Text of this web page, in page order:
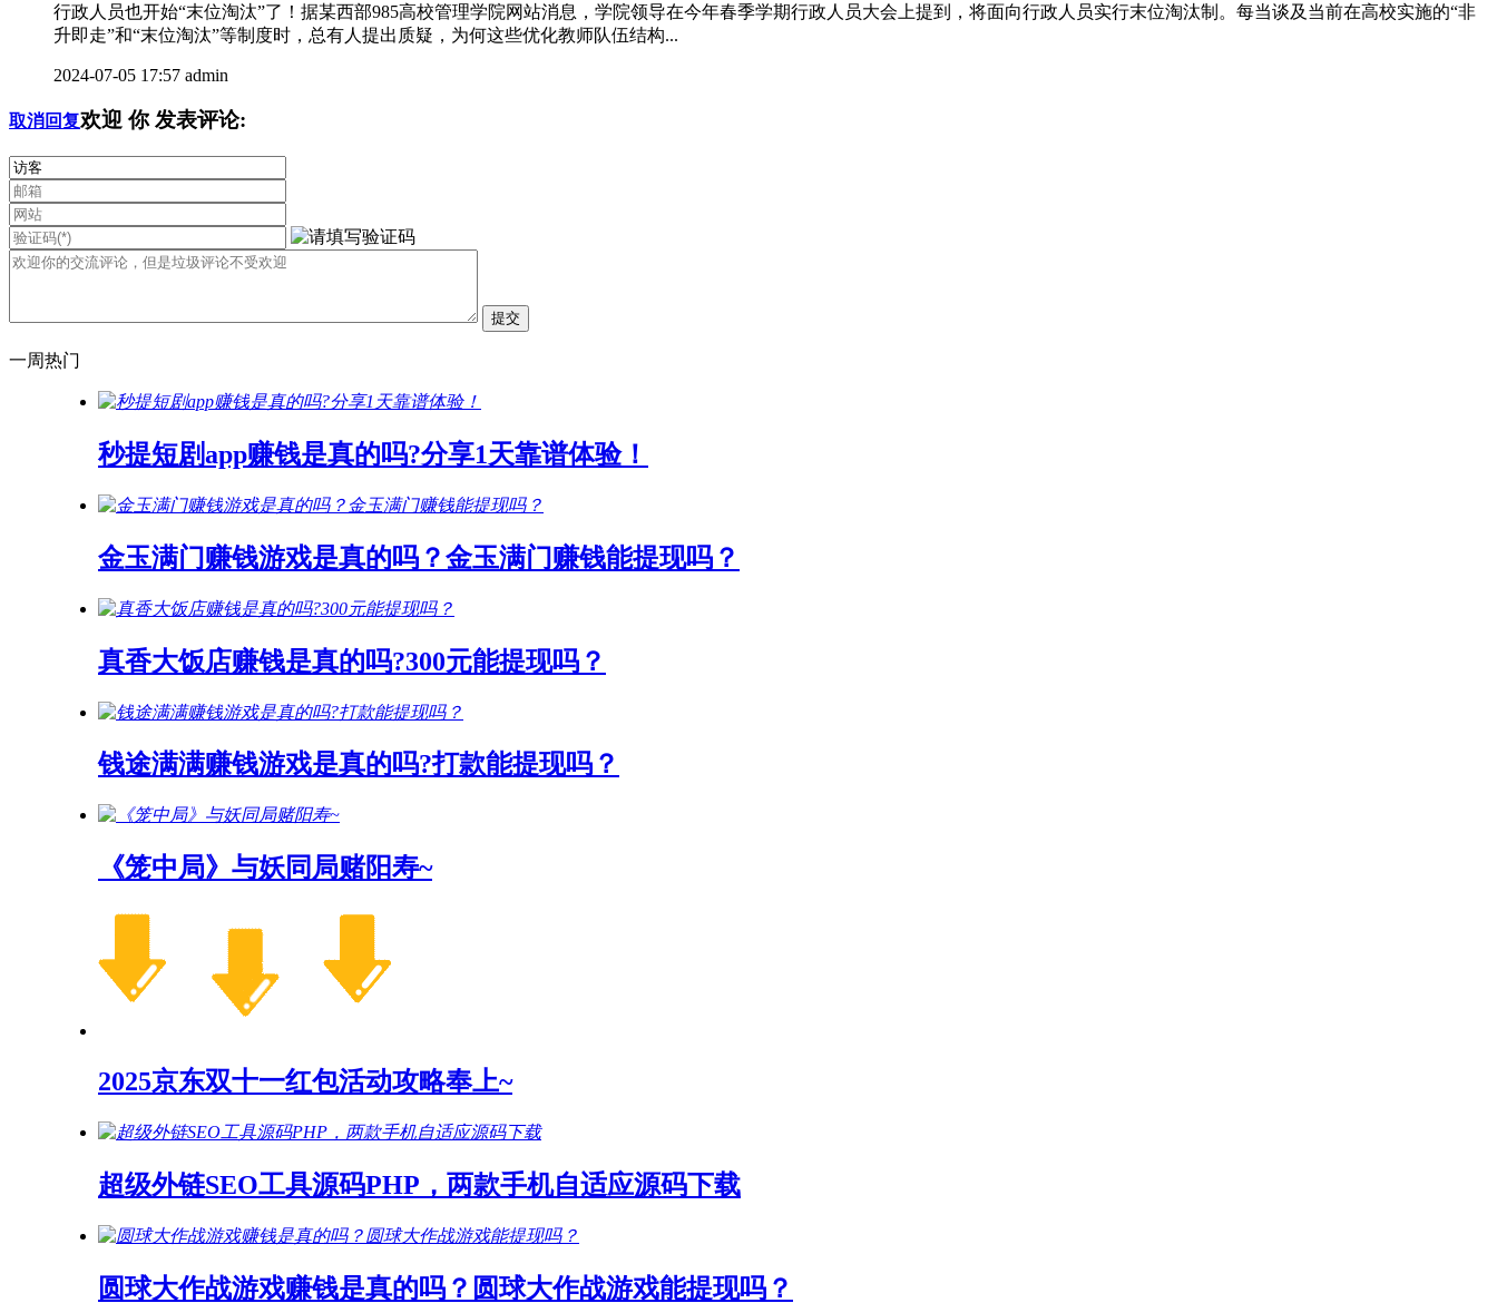
行政人员也开始“末位淘汰”了！据某西部985高校管理学院网站消息，学院领导在今年春季学期行政人员大会上提到，将面向行政人员实行末位淘汰制。每当谈及当前在高校实施的“非
升即走”和“末位淘汰”等制度时，总有人提出质疑，为何这些优化教师队伍结构...
2024-07-05 17:57 admin
取消回复欢迎 你发表评论:
一周热门
秒提短剧app赚钱是真的吗?分享1天靠谱体验！
金玉满门赚钱游戏是真的吗？金玉满门赚钱能提现吗？
真香大饭店赚钱是真的吗?300元能提现吗？
钱途满满赚钱游戏是真的吗?打款能提现吗？
《笼中局》与妖同局赌阳寿~
2025京东双十一红包活动攻略奉上~
超级外链SEO工具源码PHP，两款手机自适应源码下载
圆球大作战游戏赚钱是真的吗？圆球大作战游戏能提现吗？